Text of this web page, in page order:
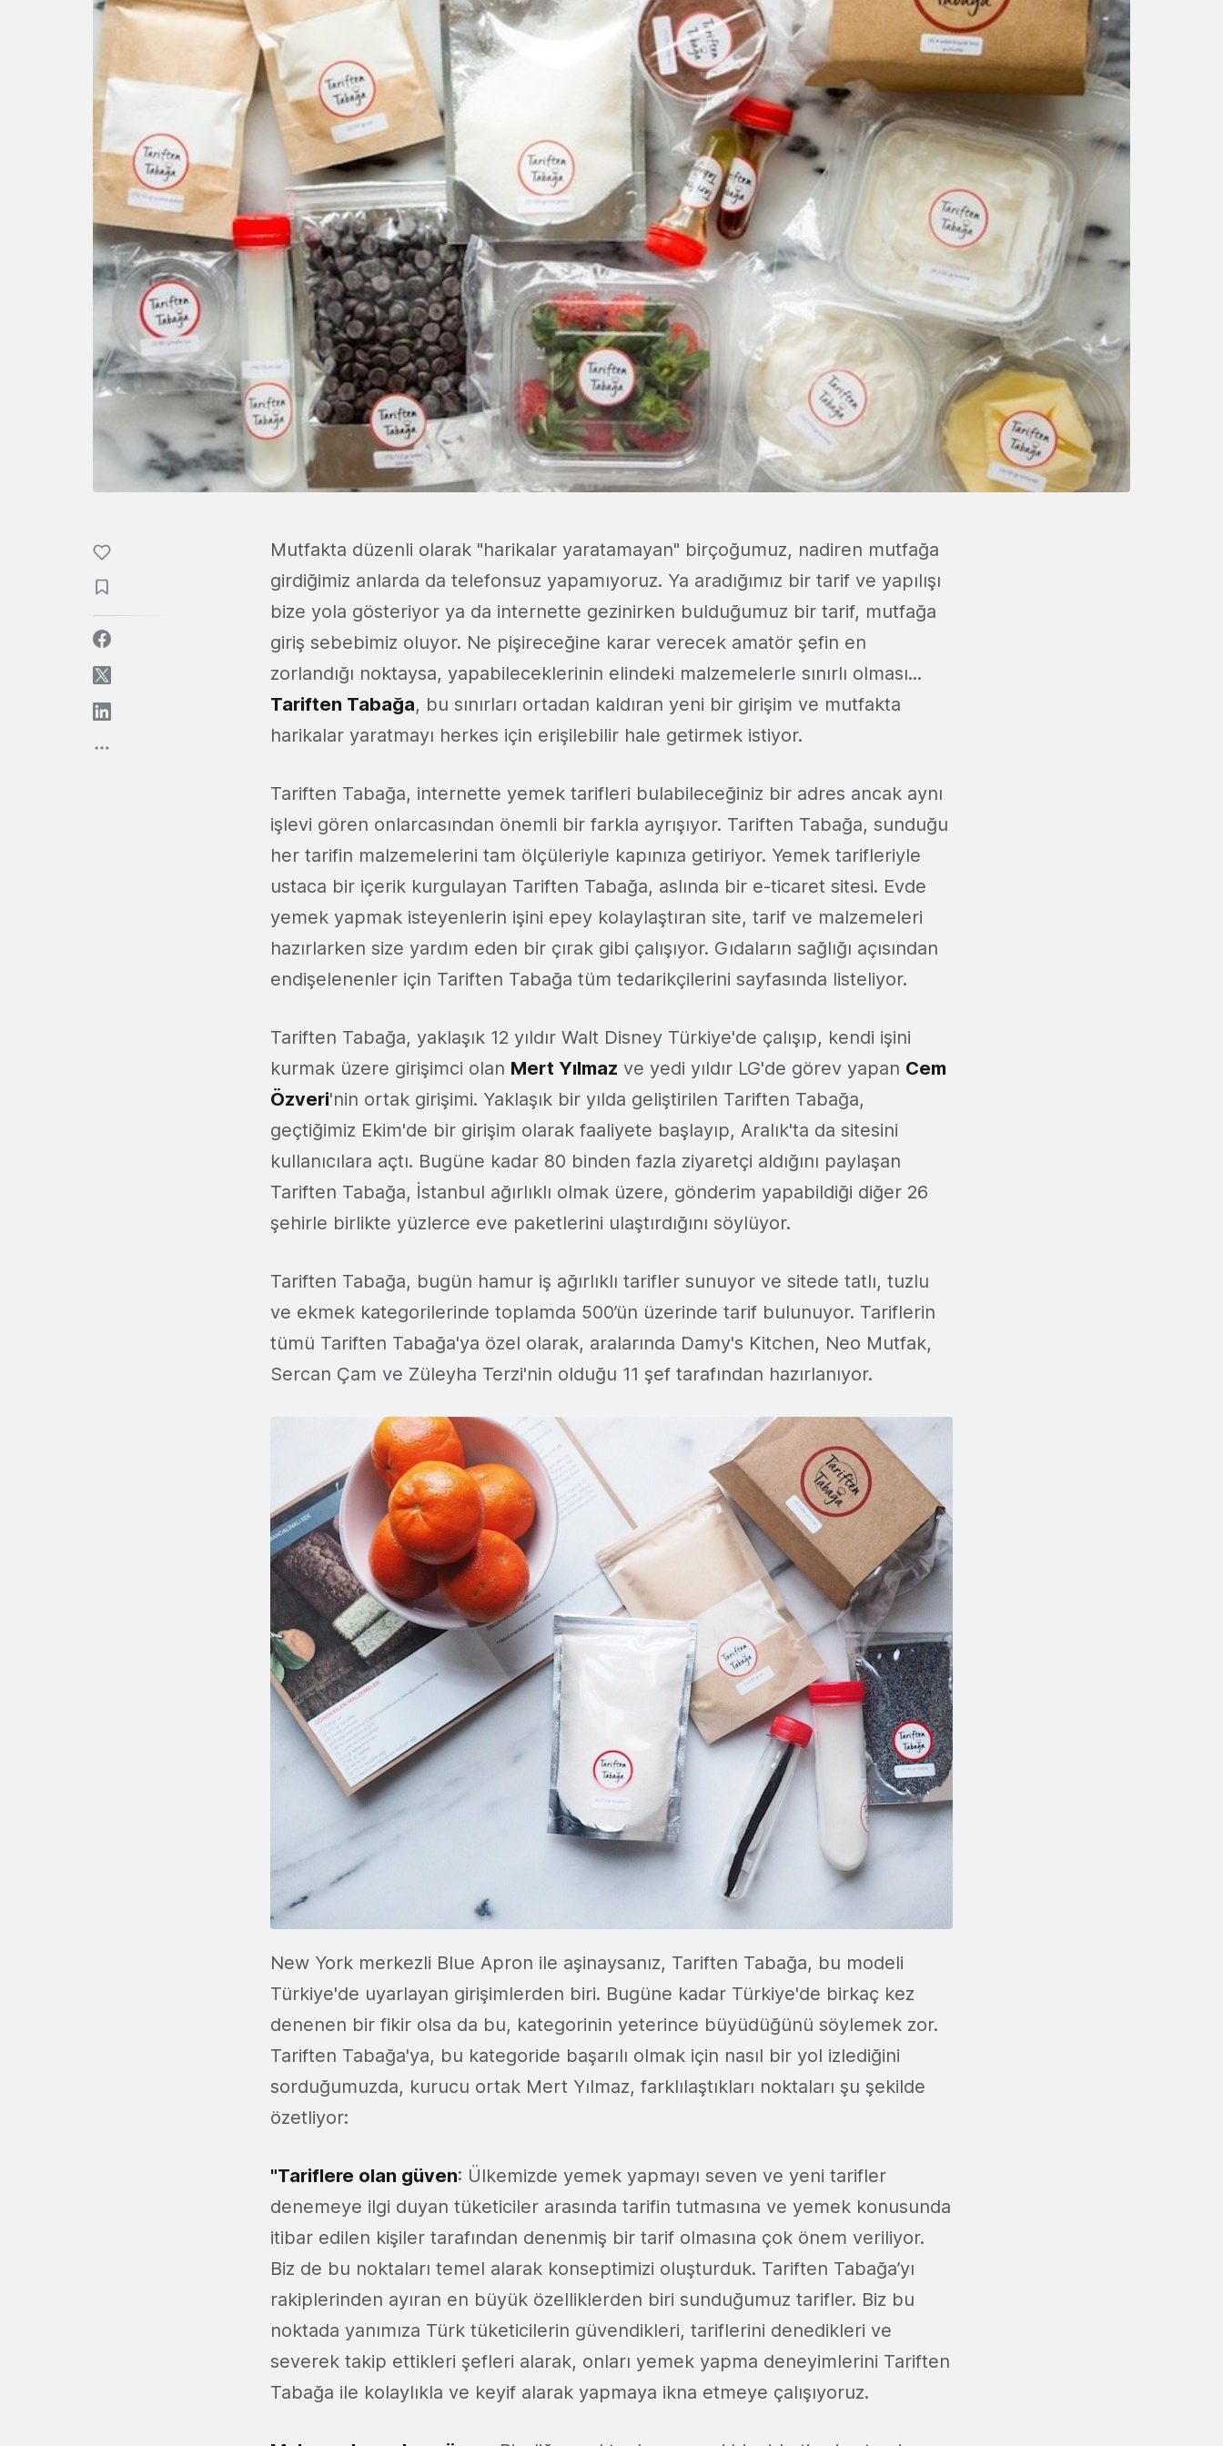
Mutfakta düzenli olarak "harikalar yaratamayan" birçoğumuz, nadiren mutfağa
girdiğimiz anlarda da telefonsuz yapamıyoruz. Ya aradığımız bir tarif ve yapılışı
bize yola gösteriyor ya da internette gezinirken bulduğumuz bir tarif, mutfağa
giriş sebebimiz oluyor. Ne pişireceğine karar verecek amatör şefin en
zorlandığı noktaysa, yapabileceklerinin elindeki malzemelerle sınırlı olması...
Tariften Tabağa, bu sınırları ortadan kaldıran yeni bir girişim ve mutfakta
harikalar yaratmayı herkes için erişilebilir hale getirmek istiyor.
Tariften Tabağa, internette yemek tarifleri bulabileceğiniz bir adres ancak aynı
işlevi gören onlarcasından önemli bir farkla ayrışıyor. Tariften Tabağa, sunduğu
her tarifin malzemelerini tam ölçüleriyle kapınıza getiriyor. Yemek tarifleriyle
ustaca bir içerik kurgulayan Tariften Tabağa, aslında bir e-ticaret sitesi. Evde
yemek yapmak isteyenlerin işini epey kolaylaştıran site, tarif ve malzemeleri
hazırlarken size yardım eden bir çırak gibi çalışıyor. Gıdaların sağlığı açısından
endişelenenler için Tariften Tabağa tüm tedarikçilerini sayfasında listeliyor.
Tariften Tabağa, yaklaşık 12 yıldır Walt Disney Türkiye'de çalışıp, kendi işini
kurmak üzere girişimci olan Mert Yılmaz ve yedi yıldır LG'de görev yapan Cem
Özveri'nin ortak girişimi. Yaklaşık bir yılda geliştirilen Tariften Tabağa,
geçtiğimiz Ekim'de bir girişim olarak faaliyete başlayıp, Aralık'ta da sitesini
kullanıcılara açtı. Bugüne kadar 80 binden fazla ziyaretçi aldığını paylaşan
Tariften Tabağa, İstanbul ağırlıklı olmak üzere, gönderim yapabildiği diğer 26
şehirle birlikte yüzlerce eve paketlerini ulaştırdığını söylüyor.
Tariften Tabağa, bugün hamur iş ağırlıklı tarifler sunuyor ve sitede tatlı, tuzlu
ve ekmek kategorilerinde toplamda 500’ün üzerinde tarif bulunuyor. Tariflerin
tümü Tariften Tabağa'ya özel olarak, aralarında Damy's Kitchen, Neo Mutfak,
Sercan Çam ve Züleyha Terzi'nin olduğu 11 şef tarafından hazırlanıyor.
New York merkezli Blue Apron ile aşinaysanız, Tariften Tabağa, bu modeli
Türkiye'de uyarlayan girişimlerden biri. Bugüne kadar Türkiye'de birkaç kez
denenen bir fikir olsa da bu, kategorinin yeterince büyüdüğünü söylemek zor.
Tariften Tabağa'ya, bu kategoride başarılı olmak için nasıl bir yol izlediğini
sorduğumuzda, kurucu ortak Mert Yılmaz, farklılaştıkları noktaları şu şekilde
özetliyor:
"Tariflere olan güven: Ülkemizde yemek yapmayı seven ve yeni tarifler
denemeye ilgi duyan tüketiciler arasında tarifin tutmasına ve yemek konusunda
itibar edilen kişiler tarafından denenmiş bir tarif olmasına çok önem veriliyor.
Biz de bu noktaları temel alarak konseptimizi oluşturduk. Tariften Tabağa’yı
rakiplerinden ayıran en büyük özelliklerden biri sunduğumuz tarifler. Biz bu
noktada yanımıza Türk tüketicilerin güvendikleri, tariflerini denedikleri ve
severek takip ettikleri şefleri alarak, onları yemek yapma deneyimlerini Tariften
Tabağa ile kolaylıkla ve keyif alarak yapmaya ikna etmeye çalışıyoruz.